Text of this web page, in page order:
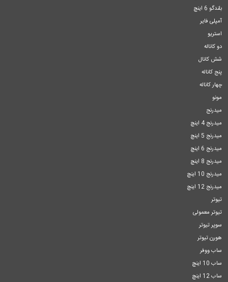
بلندگو 6 اینچ
آمپلی فایر
استریو
دو کاناله
شش کانال
پنج کاناله
چهار کاناله
مونو
میدرنج
میدرنج 4 اینچ
میدرنج 5 اینچ
میدرنج 6 اینچ
میدرنج 8 اینچ
میدرنج 10 اینچ
میدرنج 12 اینچ
تیوتر
تیوتر معمولی
سوپر تیوتر
هورن تیوتر
ساب ووفر
ساب 10 اینچ
ساب 12 اینچ